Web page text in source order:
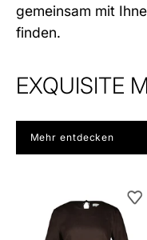
gemeinsam mit
finden.
EXQUISITE
Mehr entdecken
Leinenkleid
Midi